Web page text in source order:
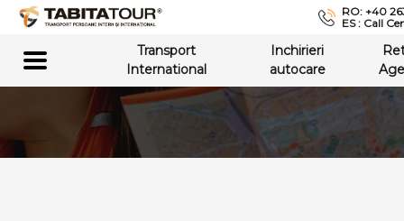
RO: +40
ES : Call
Transport
International
Inchirieri
autocare